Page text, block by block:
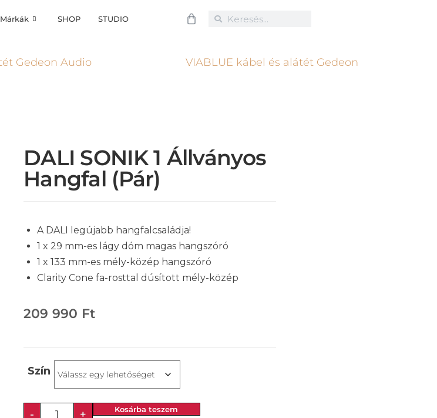
Márkák SHOP STUDIO
DALI SONIK 1 Állványos
Hangfal (pár)
A DALI legújabb hangfalcsaládja!
1 x 29 mm-es lágy dóm magas hangszóró
1 x 133 mm-es mély-közép hangszóró
Clarity Cone fa-rosttal dúsított mély-közép
209 990 Ft
Szín
- + Kosárba teszem